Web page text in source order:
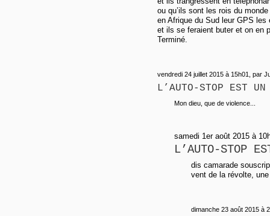
ou qu’ils sont les rois du
en Afrique du Sud leur GPS
et ils se feraient buter et on en
Terminé.
vendredi 24 juillet 2015 à 15h01, par
L’AUTO-STOP EST
Mon dieu, que de violence...
samedi 1er août 2015 à
L’AUTO-STOP
dis camarade
vent de la révolte,
dimanche 23 août 2015 à